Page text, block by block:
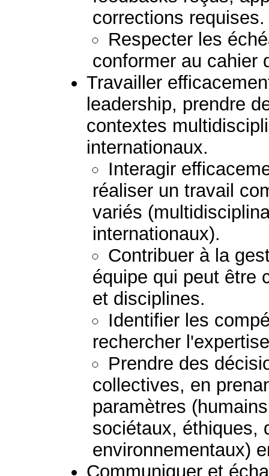
corrections requises.
Respecter les
conformer au cahier
Travailler
leadership, prendre
contextes
internationaux.
Interagir
réaliser un travail
variés
internationaux).
Contribuer à la
équipe qui peut être
et disciplines.
Identifier les
rechercher
Prendre des
collectives, en
paramètres
sociétaux, éthiques,
environnementaux)
Communiquer et